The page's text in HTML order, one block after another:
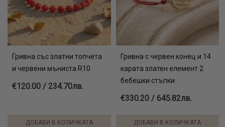
Гривна със златни топчета
и червени мъниста R10
€120.00 / 234.70лв.
ДОБАВИ В КОЛИЧКАТА
Гривна с червен конец и 14
карата златен елемент 2
бебешки стъпки
€330.20 / 645.82лв.
ДОБАВИ В КОЛИЧКАТА